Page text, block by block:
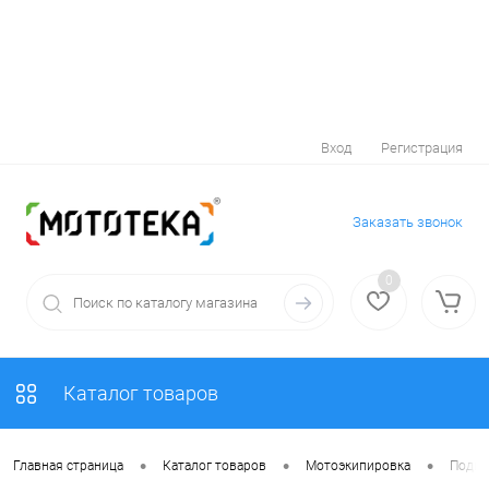
Вход Регистрация
Заказать звонок
0
Каталог товаров
Главная страница • Каталог товаров • Мотоэкипировка •